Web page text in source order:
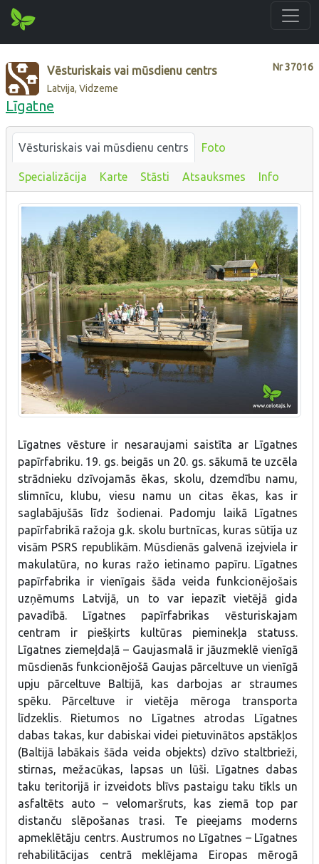
Nr37016
Vēsturiskais vai mūsdienu centrs
Latvija, Vidzeme
Līgatne
Vēsturiskais vai mūsdienu centrs Foto
Specializācija Karte Stāsti Atsauksmes Info
Līgatnes vēsture ir nesaraujami saistīta ar Līgatnes
papīrfabriku. 19. gs. beigās un 20. gs. sākumā te uzcēla
strādnieku dzīvojamās ēkas, skolu, dzemdību namu,
slimnīcu, klubu, viesu namu un citas ēkas, kas ir
saglabājušās līdz šodienai. Padomju laikā Līgatnes
papīrfabrikā ražoja g.k. skolu burtnīcas, kuras sūtīja uz
visām PSRS republikām. Mūsdienās galvenā izejviela ir
makulatūra, no kuras ražo ietinamo papīru. Līgatnes
papīrfabrika ir vienīgais šāda veida funkcionējošais
uzņēmums Latvijā, un to var iepazīt vietējā gida
pavadībā. Līgatnes papīrfabrikas vēsturiskajam
centram ir piešķirts kultūras pieminekļa statuss.
Līgatnes ziemeļdaļā – Gaujasmalā ir jāuzmeklē vienīgā
mūsdienās funkcionējošā Gaujas pārceltuve un vienīgā
upju pārceltuve Baltijā, kas darbojas ar straumes
spēku. Pārceltuve ir vietēja mēroga transporta
līdzeklis. Rietumos no Līgatnes atrodas Līgatnes
dabas takas, kur dabiskai videi pietuvinātos apstākļos
(Baltijā labākais šāda veida objekts) dzīvo staltbrieži,
stirnas, mežacūkas, lapsas un lūši. Līgatnes dabas
taku teritorijā ir izveidots blīvs pastaigu taku tīkls un
asfaltēts auto – velomaršruts, kas ziemā top par
distanču slēpošanas trasi. Te pieejams moderns
apmeklētāju centrs. Austrumos no Līgatnes – Līgatnes
rehabilitācijas centrā meklējama Eiropas mērogā